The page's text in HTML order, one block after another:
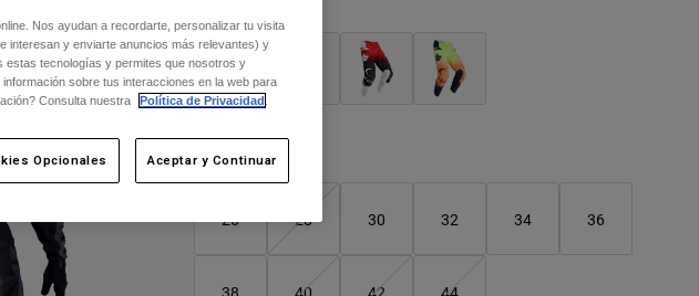
seleccionado
Cuadro de tallas
26 28 30 32 34 36
38 40 42 44
Nos ayudan a recordarte, personalizar tu visita
interesan y enviarte anuncios más relevantes) y
estas tecnologías y permites que nosotros y
sobre tus interacciones en la web para
Consulta nuestra
Política de Privacidad
Opcionales Aceptar y Continuar